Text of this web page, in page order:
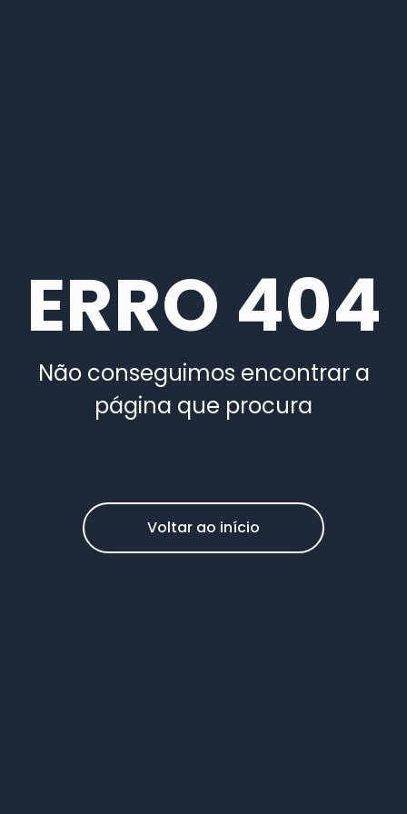
ERRO 404
Não conseguimos encontrar a
página que procura
Voltar ao início